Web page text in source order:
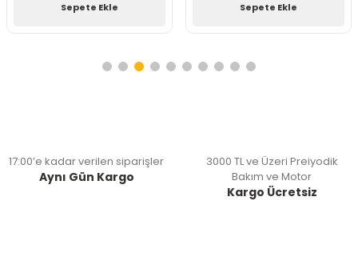
Sepete Ekle Sepete Ekle
17:00’e kadar verilen siparişler
Aynı Gün Kargo
3000 TL ve Üzeri Preiyodik
Bakım ve Motor
Kargo Ücretsiz